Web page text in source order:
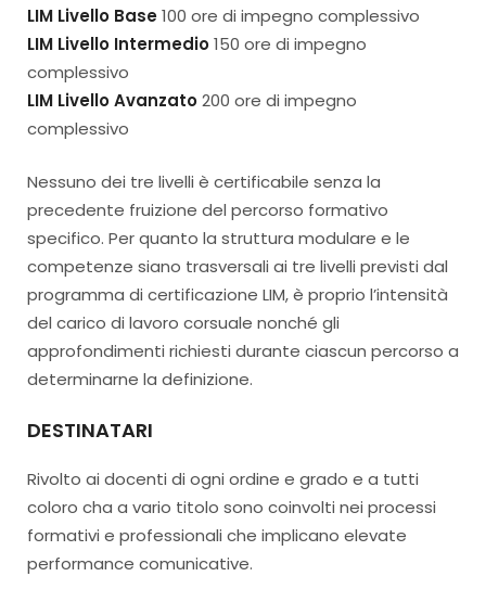
LIM Livello Base100 ore di impegno complessivo
LIM Livello Intermedio150 ore di impegno
complessivo
LIM Livello Avanzato200 ore di impegno
complessivo
Nessuno dei tre livelli è certificabile senza la
precedente fruizione del percorso formativo
specifico. Per quanto la struttura modulare e le
competenze siano trasversali ai tre livelli previsti dal
programma di certificazione LIM, è proprio l’intensità
del carico di lavoro corsuale nonché gli
approfondimenti richiesti durante ciascun percorso a
determinarne la definizione.
DESTINATARI
Rivolto ai docenti di ogni ordine e grado e a tutti
coloro cha a vario titolo sono coinvolti nei processi
formativi e professionali che implicano elevate
performance comunicative.